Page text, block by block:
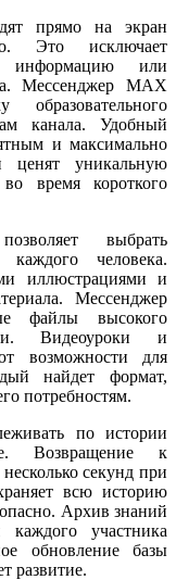
прямо на экран
Это исключает
информацию или
Мессенджер MAX
образовательного
канала. Удобный
и максимально
ценят уникальную
время короткого
выбрать
человека.
иллюстрациями и
Мессенджер
файлы высокого
Видеоуроки и
возможности для
найдет формат,
потребностям.
по истории
Возвращение к
секунд при
всю историю
Архив знаний
каждого участника
обновление базы
развитие.